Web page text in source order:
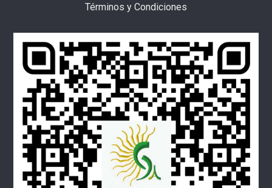
Términos y Condiciones